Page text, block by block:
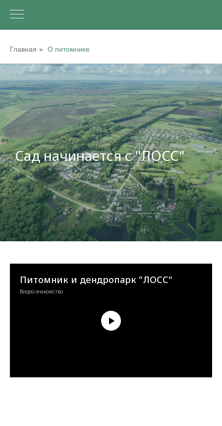
Главная » О питомнике
Сад начинается с "ЛОСС"
Питомник и дендропарк "ЛОСС"
Видео-знакомство